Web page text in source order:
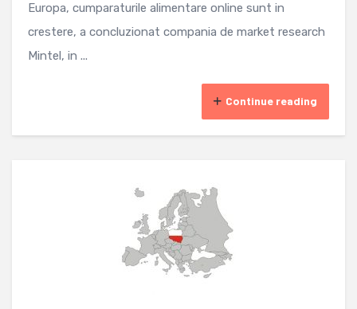
Europa, cumparaturile alimentare online sunt in
crestere, a concluzionat compania de market research
Mintel, in ...
Continue reading